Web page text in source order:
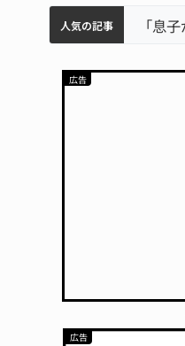
人気の記事
名張市水道料金47％値上げへ 答申案、審議会で大筋まとまる
中学校の陶壁モニュメント 地元建設会社がボランティアで清掃 伊賀名張市立病院のDMAT、熊本地震の被災地へ 能登以来3回目の派遣